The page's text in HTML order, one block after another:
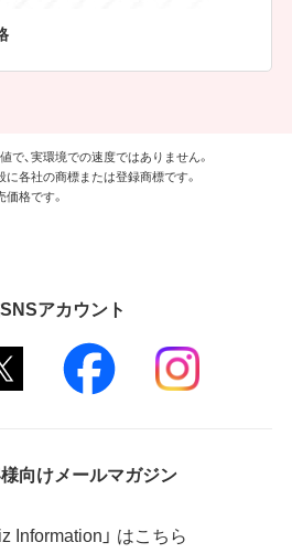
、実環境での速度ではありません。
各社の商標または登録商標です。
格です。
アカウント
向けメールマガジン
Information」 はこちら